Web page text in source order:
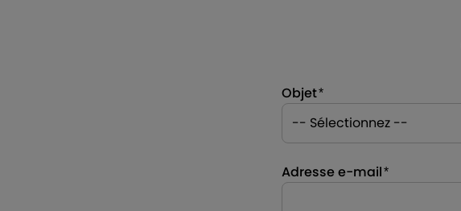
Objet
Adresse e-mail